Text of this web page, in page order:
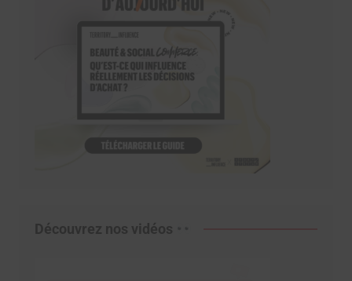
Découvrez nos vidéos